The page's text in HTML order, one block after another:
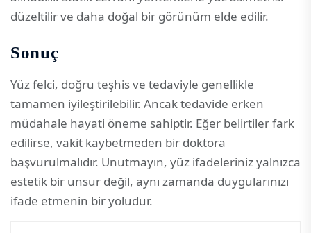
düzeltilir ve daha doğal bir görünüm elde edilir.
Sonuç
Yüz felci, doğru teşhis ve tedaviyle genellikle
tamamen iyileştirilebilir. Ancak tedavide erken
müdahale hayati öneme sahiptir. Eğer belirtiler fark
edilirse, vakit kaybetmeden bir doktora
başvurulmalıdır. Unutmayın, yüz ifadeleriniz yalnızca
estetik bir unsur değil, aynı zamanda duygularınızı
ifade etmenin bir yoludur.